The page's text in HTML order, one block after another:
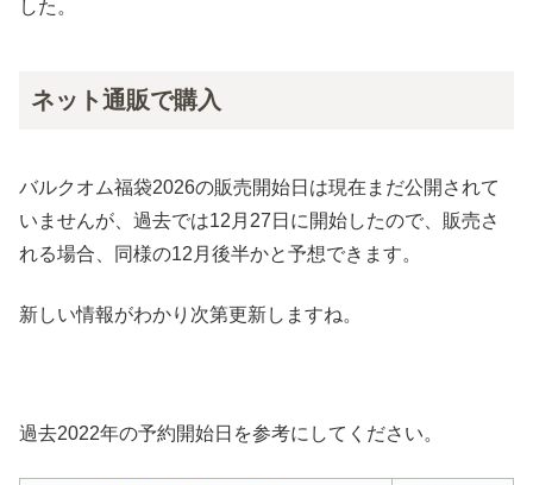
した。
ネット通販で購入
バルクオム福袋2026の販売開始日は現在まだ公開されて
いませんが、過去では12月27日に開始したので、販売さ
れる場合、同様の12月後半かと予想できます。
新しい情報がわかり次第更新しますね。
過去2022年の予約開始日を参考にしてください。